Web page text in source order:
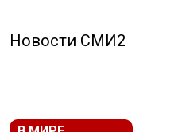
Новости СМИ2